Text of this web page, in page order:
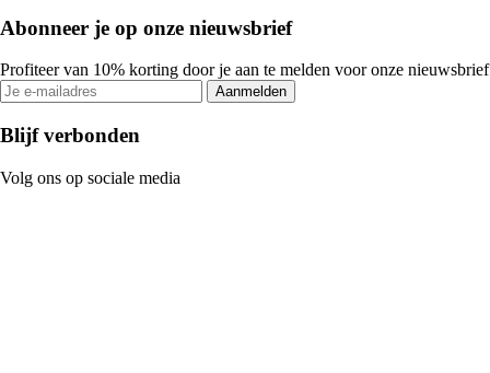
Abonneer je op onze nieuwsbrief
Profiteer van 10% korting door je aan te melden voor onze nieuwsbrief
Aanmelden
Blijf verbonden
Volg ons op sociale media